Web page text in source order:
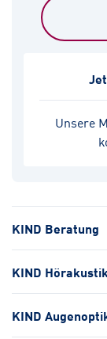
Unsere
KIND Beratung
KIND
KIND